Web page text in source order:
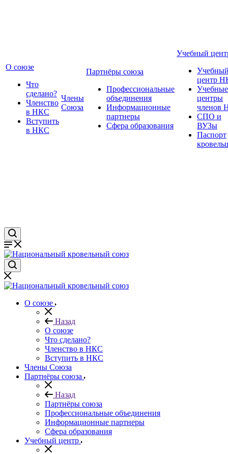
О союзе
Что
сделано?
Членство
в НКС
Вступить
в НКС
Члены
Союза
Партнёры союза
Профессиональные
объединения
Информационные
партнеры
Сфера образования
Учебный
центр
Учебные
центры
членов
СПО и
ВУЗы
Паспорт
О союзе
Назад
О союзе
Что сделано?
Членство в НКС
Вступить в НКС
Члены Союза
Партнёры союза
Назад
Партнёры союза
Профессиональные объединения
Информационные партнеры
Сфера образования
Учебный центр